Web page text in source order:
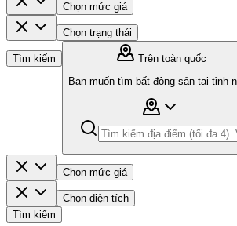
Chọn mức giá
Chọn trạng thái
Tìm kiếm
Trên toàn quốc
Bạn muốn tìm bất động sản tại tỉnh
Chọn mức giá
Chọn diện tích
Tìm kiếm